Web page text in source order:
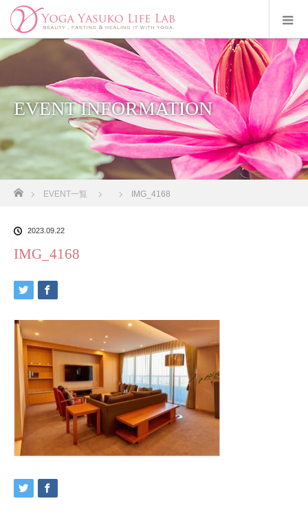
EVENT INFORMATION
EVENT一覧 IMG_4168
2023.09.22
IMG_4168